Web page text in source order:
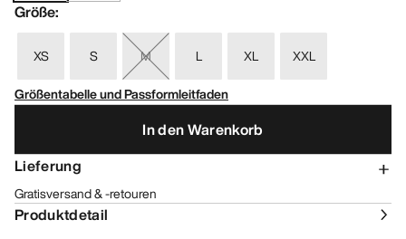
Größe:
XS S M L XL
XXL
Größentabelle und Passformleitfaden
In den Warenkorb
Lieferung
Gratisversand & -retouren
Produktdetail